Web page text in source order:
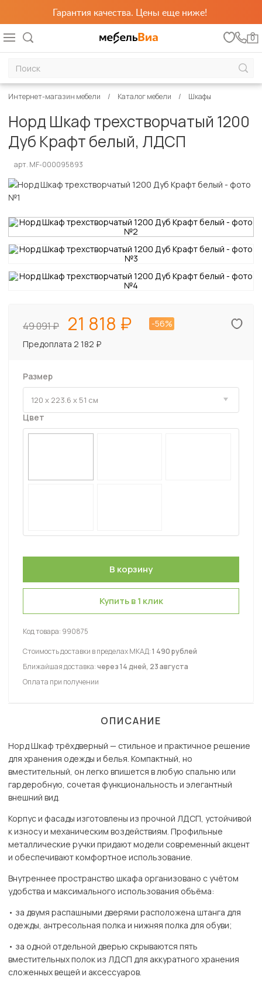
Гарантия качества. Цены еще ниже!
0
Интернет-магазин мебели Каталог мебели Шкафы
Норд Шкаф трехстворчатый 1200
Дуб Крафт белый, ЛДСП
арт. MF-000095893
49 091 21 818
-56%
Предоплата 2 182 ₽
Размер
Цвет
Купить в 1 клик
Код товара: 990875
Стоимость доставки в пределах МКАД:1 490 рублей
Ближайшая доставка:через 14 дней, 23 августа
Оплата при получении
ОПИСАНИЕ
Норд Шкаф трёхдверный — стильное и практичное решение
для хранения одежды и белья. Компактный, но
вместительный, он легко впишется в любую спальню или
гардеробную, сочетая функциональность и элегантный
внешний вид.
Корпус и фасады изготовлены из прочной ЛДСП, устойчивой
к износу и механическим воздействиям. Профильные
металлические ручки придают модели современный акцент
и обеспечивают комфортное использование.
Внутреннее пространство шкафа организовано с учётом
удобства и максимального использования объёма:
• за двумя распашными дверями расположена штанга для
одежды, антресольная полка и нижняя полка для обуви;
• за одной отдельной дверью скрываются пять
вместительных полок из ЛДСП для аккуратного хранения
сложенных вещей и аксессуаров.